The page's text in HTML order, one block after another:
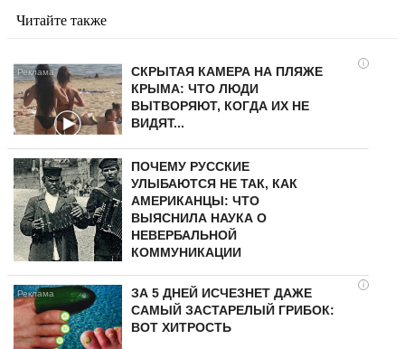
Читайте также
i
СКРЫТАЯ КАМЕРА НА ПЛЯЖЕ
КРЫМА: ЧТО ЛЮДИ
ВЫТВОРЯЮТ, КОГДА ИХ НЕ
ВИДЯТ...
ПОЧЕМУ РУССКИЕ
УЛЫБАЮТСЯ НЕ ТАК, КАК
АМЕРИКАНЦЫ: ЧТО
ВЫЯСНИЛА НАУКА О
НЕВЕРБАЛЬНОЙ
КОММУНИКАЦИИ
i
ЗА 5 ДНЕЙ ИСЧЕЗНЕТ ДАЖЕ
САМЫЙ ЗАСТАРЕЛЫЙ ГРИБОК:
ВОТ ХИТРОСТЬ